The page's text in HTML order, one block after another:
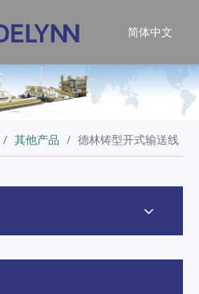
简体中文
/ 其他产品 / 德林铸型开式输送线